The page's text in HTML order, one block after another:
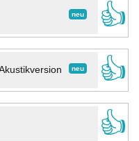
neu
👍
neu
👍
👍